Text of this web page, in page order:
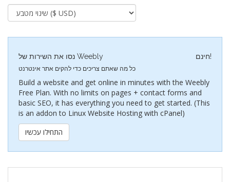
חינם! נסו את השירות של Weebly
כל מה שאתם צריכים כדי להקים אתר אינטרנט
Build a website and get online in minutes with the Weebly
Free Plan. With no limits on pages + contact forms and
basic SEO, it has everything you need to get started. (This
is an addon to Linux Website Hosting with cPanel)
התחילו עכשיו